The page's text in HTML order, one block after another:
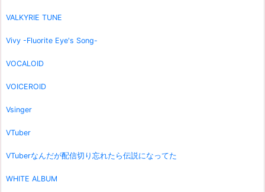
VALKYRIE TUNE
Vivy -Fluorite Eye's Song-
VOCALOID
VOICEROID
Vsinger
VTuber
VTuberなんだが配信切り忘れたら伝説になってた
WHITE ALBUM